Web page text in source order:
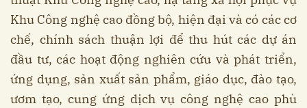
Khu Công nghệ cao đồng bộ, hiện đại và có các cơ
chế, chính sách thuận lợi để thu hút các dự án
đầu tư, các hoạt động nghiên cứu và phát triển,
ứng dụng, sản xuất sản phẩm, giáo dục, đào tạo,
ươm tạo, cung ứng dịch vụ công nghệ cao phù